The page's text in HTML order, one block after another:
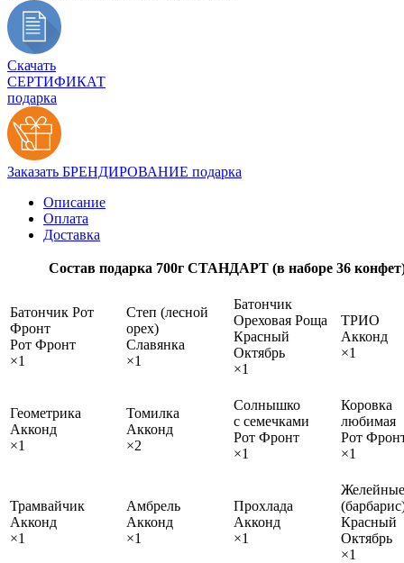
Скачать
СЕРТИФИКАТ
подарка
Заказать БРЕНДИРОВАНИЕ подарка
Описание
Оплата
Доставка
Состав подарка 700г СТАНДАРТ (в наборе 36
Батончик Рот
Фронт
Рот Фронт
×1
Степ (лесной
орех)
Славянка
×1
Батончик
Ореховая Роща
Красный
Октябрь
×1
ТРИО
Акконд
×1
Геометрика
Акконд
×1
Томилка
Акконд
×2
Солнышко
с семечками
Рот Фронт
×1
Коровка
любимая
Рот
×1
Трамвайчик
Акконд
×1
Амбрель
Акконд
×1
Прохлада
Акконд
×1
Желейные
Красный
Октябрь
×1